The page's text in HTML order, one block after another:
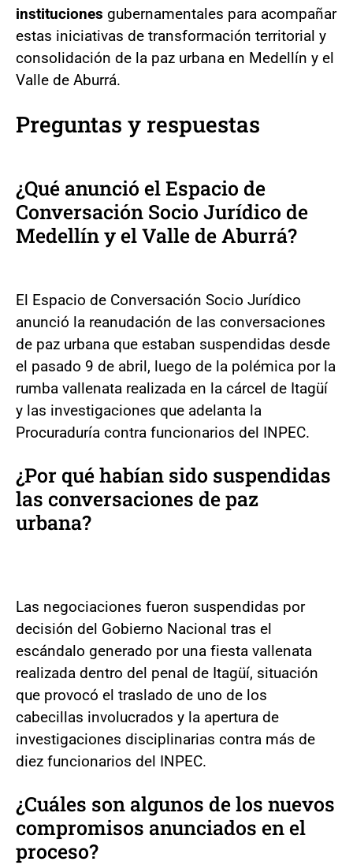
instituciones gubernamentales para acompañar
estas iniciativas de transformación territorial y
consolidación de la paz urbana en Medellín y el
Valle de Aburrá.
Preguntas y respuestas
¿Qué anunció el Espacio de
Conversación Socio Jurídico de
Medellín y el Valle de Aburrá?
El Espacio de Conversación Socio Jurídico
anunció la reanudación de las conversaciones
de paz urbana que estaban suspendidas desde
el pasado 9 de abril, luego de la polémica por la
rumba vallenata realizada en la cárcel de Itagüí
y las investigaciones que adelanta la
Procuraduría contra funcionarios del INPEC.
¿Por qué habían sido suspendidas
las conversaciones de paz
urbana?
Las negociaciones fueron suspendidas por
decisión del Gobierno Nacional tras el
escándalo generado por una fiesta vallenata
realizada dentro del penal de Itagüí, situación
que provocó el traslado de uno de los
cabecillas involucrados y la apertura de
investigaciones disciplinarias contra más de
diez funcionarios del INPEC.
¿Cuáles son algunos de los nuevos
compromisos anunciados en el
proceso?